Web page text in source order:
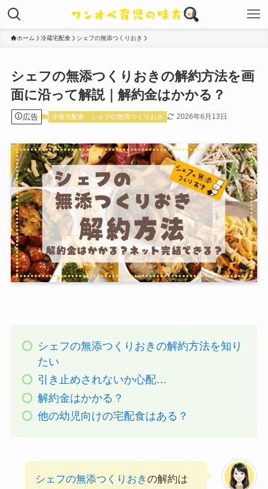
ホーム 冷蔵宅配食 シェフの無添つくりおき
シェフの無添つくりおきの解約方法を画
面に沿って解説｜解約金はかかる？
広告 冷蔵宅配食 シェフの無添つくりおき 2026年6月13日
シェフの無添つくりおきの解約方法を知り
たい
引き止めされないか心配…
解約金はかかる？
他の幼児向けの宅配食はある？
シェフの無添つくりおきの解約は